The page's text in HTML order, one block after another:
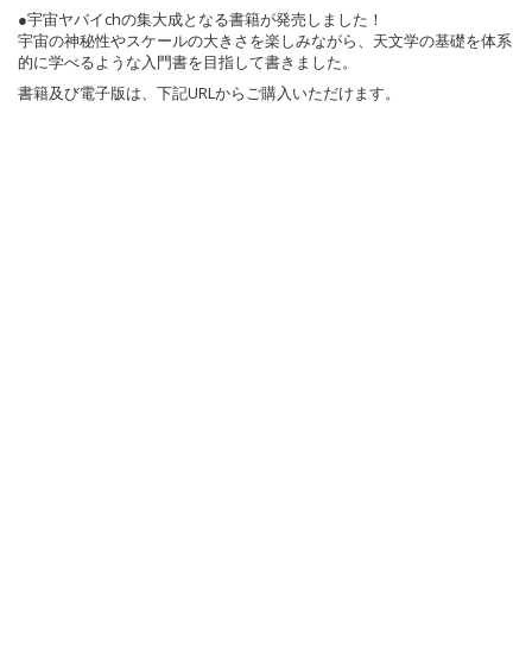
●宇宙ヤバイchの集大成となる書籍が発売しました！
宇宙の神秘性やスケールの大きさを楽しみながら、天文学の基礎を体系
的に学べるような入門書を目指して書きました。
書籍及び電子版は、下記URLからご購入いただけます。